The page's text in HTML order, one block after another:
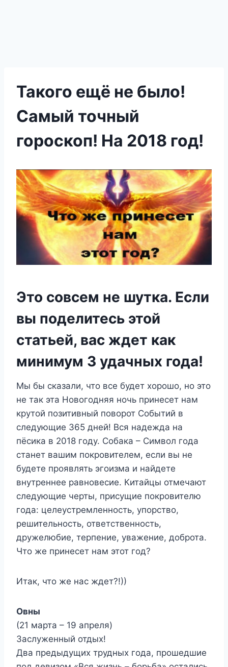
Такого ещё не было!
Самый точный
гороскоп! На 2018 год!
Это совсем не шутка. Если
вы поделитесь этой
статьей, вас ждет как
минимум 3 удачных года!
Мы бы сказали, что все будет хорошо, но это
не так эта Новогодняя ночь принесет нам
крутой позитивный поворот Событий в
следующие 365 дней! Вся надежда на
пёсика в 2018 году. Собака – Символ года
станет вашим покровителем, если вы не
будете проявлять эгоизма и найдете
внутреннее равновесие. Китайцы отмечают
следующие черты, присущие покровителю
года: целеустремленность, упорство,
решительность, ответственность,
дружелюбие, терпение, уважение, доброта.
Что же принесет нам этот год?
Итак, что же нас ждет?!))
Овны
(21 марта – 19 апреля)
Заслуженный отдых!
Два предыдущих трудных года, прошедшие